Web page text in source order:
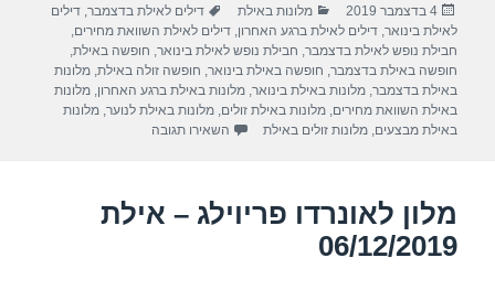
e
b
o
o
s
A
p
p
gr
a
m
e
פורסם
בתאריך
4 בדצמבר 2019 קטגוריות
מלונות באילת תגיות
דילים לאילת בדצמבר,דילים
לאילת בינואר,דילים לאילת ברגע האחרון,דילים לאילת השוואת מחירים,
חבילת נופש לאילת בדצמבר, חבילת נופש לאילת בינואר, חופשה באילת,
חופשה באילת בדצמבר, חופשה באילת בינואר, חופשה זולה באילת,מלונות
באילת בדצמבר,מלונות באילת בינואר,מלונות באילת ברגע האחרון,מלונות
באילת השוואת מחירים,מלונות באילת זולים,מלונות באילת לנוער,מלונות
באילת מבצעים,מלונות זולים באילת השאירו תגובה
מלון לאונרדו פריוילג – אילת
06/12/2019